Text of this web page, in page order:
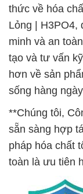
thức về hóa
Lỏng | H3PO4,
minh và an
tạo và tư vấn
hơn về sản
sống hàng
**Chúng tôi,
sẵn sàng hợp
pháp hóa chất
toàn là ưu tiên